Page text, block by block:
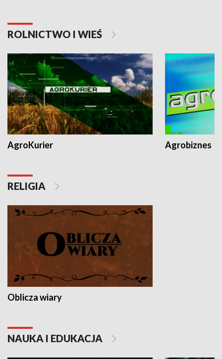
ROLNICTWO I WIEŚ
AgroKurier Agrobiznes
RELIGIA
Oblicza wiary
NAUKA I EDUKACJA